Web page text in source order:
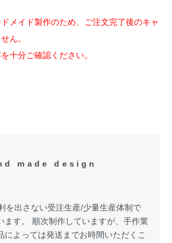
メイド製作のため、ご注文完了後のキャ
ん。
十分ご確認ください。
made design
を出さない受注生産/少量生産体制で
ます。 順次制作していますが、手作業
によっては発送までお時間いただくこ